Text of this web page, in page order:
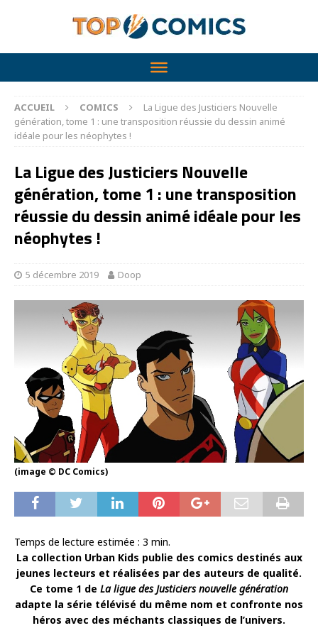
ACCUEIL COMICS
La Ligue des Justiciers Nouvelle
génération, tome 1 : une transposition réussie du dessin animé
idéale pour les néophytes !
La Ligue des Justiciers Nouvelle
génération, tome 1 : une transposition
réussie du dessin animé idéale pour les
néophytes !
5 décembre 2019 Doop
(image © DC Comics)
Temps de lecture estimée : 3 min.
La collection Urban Kids publie des comics destinés aux
jeunes lecteurs et réalisées par des auteurs de qualité.
Ce tome 1 de La ligue des Justiciers nouvelle génération
adapte la série télévisé du même nom et confronte nos
héros avec des méchants classiques de l’univers.